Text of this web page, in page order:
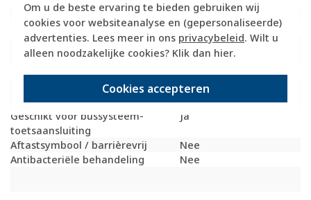
Om u de beste ervaring te bieden gebruiken wij
cookies voor websiteanalyse en (gepersonaliseerde)
advertenties. Lees meer in ons privacybeleid. Wilt u
alleen noodzakelijke cookies? Klik dan hier.
Cookies accepteren
Slagvastheid
IK05
Met indicatieveld
Nee
Met verwisselbare
lens/symbool
Nee
Uitvoering oppervlakte
Glanzend
beschermingsgraad (IP)
IP44
Geschikt voor bussysteem-
toetsaansluiting
Ja
Aftastsymbool / barrièrevrij
Nee
Antibacteriële behandeling
Nee